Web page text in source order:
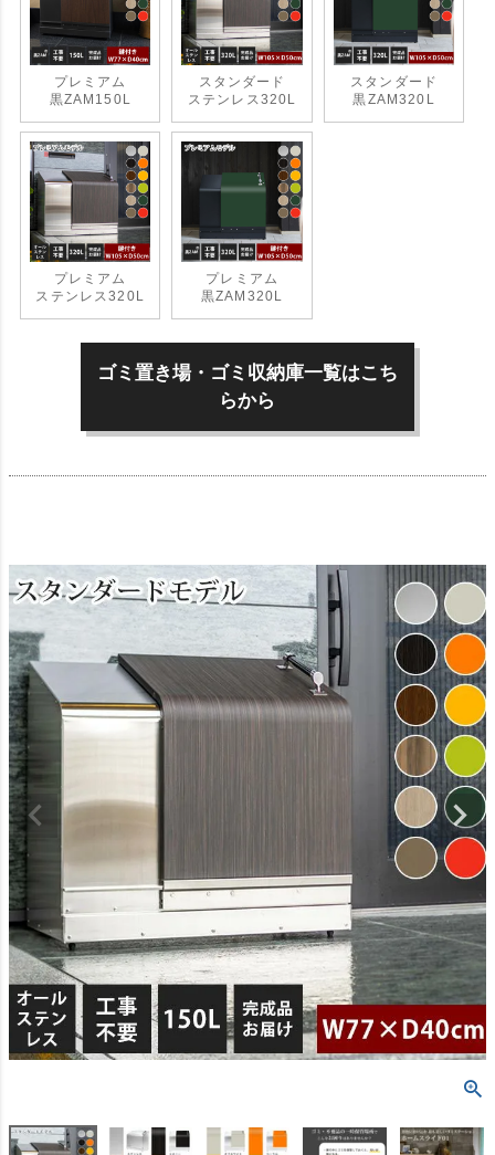
プレミアム
黒ZAM150L
スタンダード
ステンレス320L
スタンダード
黒ZAM320L
プレミアム
ステンレス320L
プレミアム
黒ZAM320L
ゴミ置き場・ゴミ収納庫一覧はこち
らから